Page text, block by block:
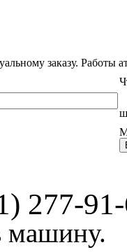
заказу. Работы
277-
машину.